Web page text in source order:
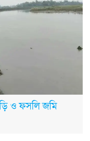
ও ফসলি জমি